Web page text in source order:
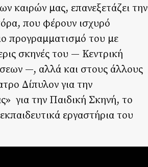
καιρών μας, επανεξετάζει την
που φέρουν ισχυρό
προγραμματισμό του με
σκηνές του — Κεντρική
—, αλλά και στους άλλους
Δίπυλον για την
για την Παιδική Σκηνή, το
εργαστήρια του